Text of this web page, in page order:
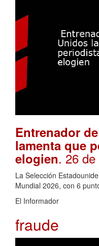
Entrenador
lamenta que
elogien. 26
La Selección
Mundial 2026, con 6
El Informador
fraude